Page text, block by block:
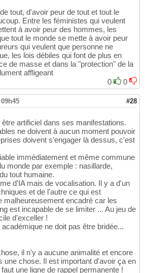
tout, d'avoir peur de tout et tout le
Entre les féministes qui veulent
à avoir peur des hommes, les
tout le monde se mette à avoir peur
qui veulent que personne ne
les lois débiles qui font de plus en
de masse et dans la "protection" de la
affligeant
0
0
#28
artificiel dans ses manifestations.
ne doivent à aucun moment pouvoir
doivent s'engager là dessus, c'est
immédiatement et même commune
monde par exemple : nasillarde,
tout humaine.
d'IA mais de vocalisation. Il y a d'un
et de l'autre ce qui est
malheureusement encadré car les
est incapable de se limiter ... Au jeu de
d'exceller !
ne doit pas être bridée...
il n'y a aucune animalité et encore
une chose. Il est important d'avoir ça en
une ligne de rappel permanente !